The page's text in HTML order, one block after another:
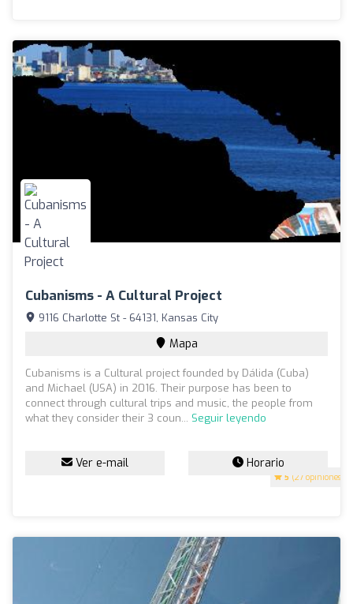
Cubanisms - A Cultural Project
5 (27 opiniones)
9116 Charlotte St - 64131, Kansas City
Mapa
Cubanisms is a Cultural project founded by Dálida (Cuba)
and Michael (USA) in 2016. Their purpose has been to
connect through cultural trips and music, the people from
what they consider their 3 coun... Seguir leyendo
Ver e-mail Horario